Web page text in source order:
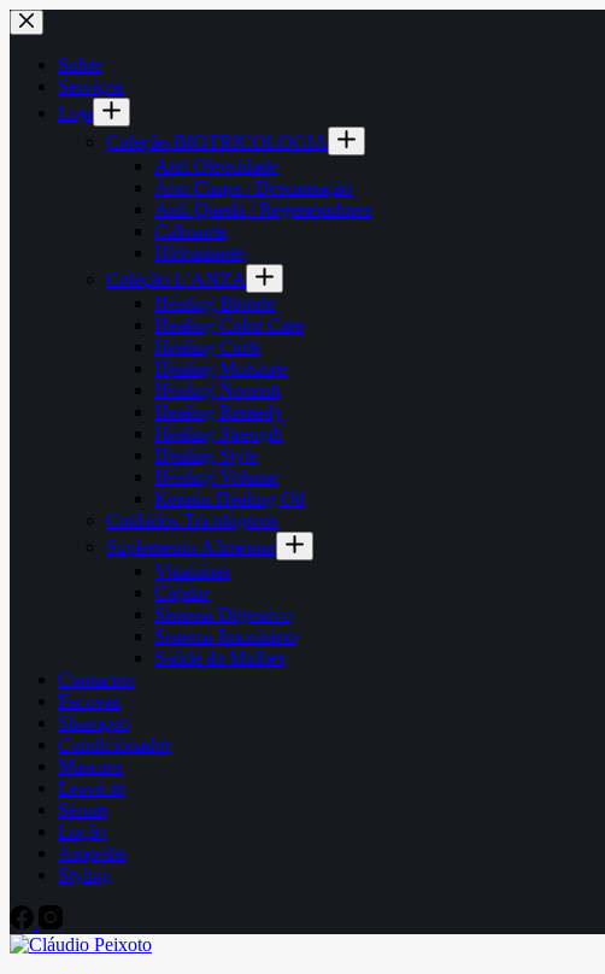
Pular
para
conteúdo
Sobre
Serviços
Loja
Coleção BIOTRICOLOGIA
Anti Oleosidade
Anti-Caspa / Descamação
Anti-Queda / Regeneradores
Calmante
Hidrantante
Coleção L’ANZA
Healing Blonde
Healing Color Care
Healing Curls
Healing Moisture
Healing Nourish
Healing Remedy
Healing Strength
Healing Style
Healing Volume
Keratin Healing Oil
Cuidados Tricológicos
Suplemento Alimentar
Vitaminas
Capilar
Sistema Digestivo
Sistema Imunitário
Saúde da Mulher
Contactos
Escovas
Shampoo
Condicionador
Mascara
Leave-in
Sérum
Loção
Ampolas
Styling